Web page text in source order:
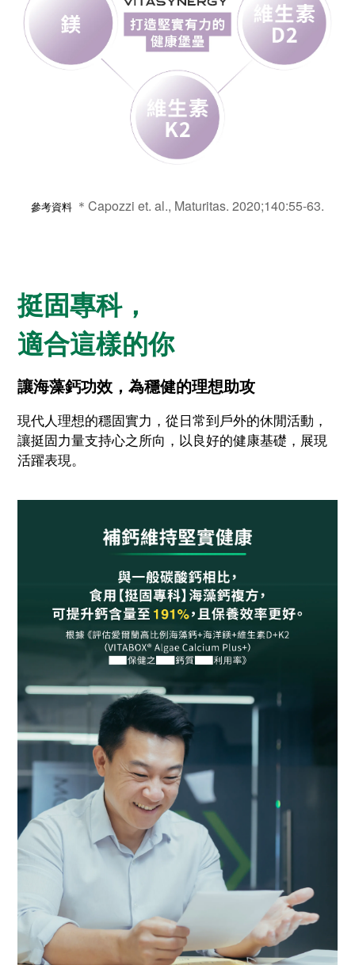
參考資料 ＊Capozzi et. al., Maturitas. 2020;140:55-63.
挺固專科，
適合這樣的你
讓海藻鈣功效，為穩健的理想助攻
現代人理想的穩固實力，從日常到戶外的休閒活動，
讓挺固力量支持心之所向，以良好的健康基礎，展現
活躍表現。